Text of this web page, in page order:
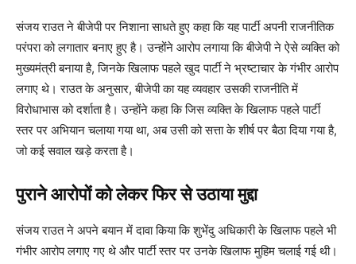
संजय राउत ने बीजेपी पर निशाना साधते हुए कहा कि यह पार्टी अपनी राजनीतिक
परंपरा को लगातार बनाए हुए है। उन्होंने आरोप लगाया कि बीजेपी ने ऐसे व्यक्ति को
मुख्यमंत्री बनाया है, जिनके खिलाफ पहले खुद पार्टी ने भ्रष्टाचार के गंभीर आरोप
लगाए थे। राउत के अनुसार, बीजेपी का यह व्यवहार उसकी राजनीति में
विरोधाभास को दर्शाता है। उन्होंने कहा कि जिस व्यक्ति के खिलाफ पहले पार्टी
स्तर पर अभियान चलाया गया था, अब उसी को सत्ता के शीर्ष पर बैठा दिया गया है,
जो कई सवाल खड़े करता है।
पुराने आरोपों को लेकर फिर से उठाया मुद्दा
संजय राउत ने अपने बयान में दावा किया कि शुभेंदु अधिकारी के खिलाफ पहले भी
गंभीर आरोप लगाए गए थे और पार्टी स्तर पर उनके खिलाफ मुहिम चलाई गई थी।